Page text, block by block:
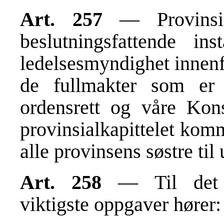
Art. 257 —
beslutnings­fat­tende
ledelsesmyndighet
de fullmakter som
ordensrett og våre
provinsialkapittelet
alle provinsens søstre til
Art. 258 — Til det
viktigste oppgaver hører: